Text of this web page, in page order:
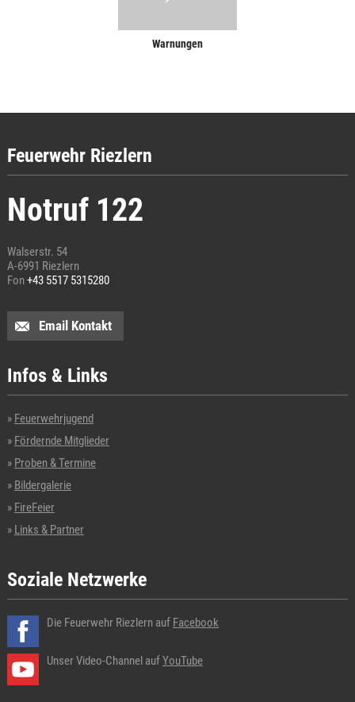
Warnungen
Feuerwehr Riezlern
Notruf 122
Walserstr. 54
A-6991 Riezlern
Fon+43 5517 5315280
Email Kontakt
Infos & Links
Feuerwehrjugend
Fördernde Mitglieder
Proben & Termine
Bildergalerie
FireFeier
Links & Partner
Soziale Netzwerke
Die Feuerwehr Riezlern auf Facebook
Unser Video-Channel auf YouTube